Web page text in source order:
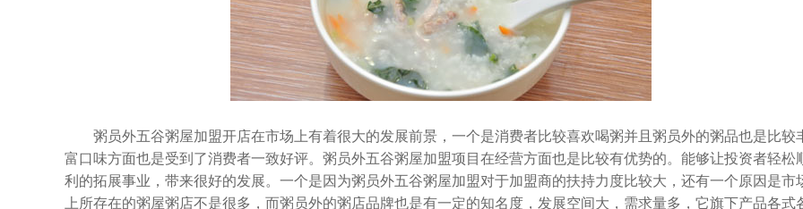
粥员外五谷粥屋加盟开店在市场上有着很大的发展前景，一个是消费者比较喜欢喝粥并且粥员外的粥品也是比较
富口味方面也是受到了消费者一致好评。粥员外五谷粥屋加盟项目在经营方面也是比较有优势的。能够让投资者轻松
利的拓展事业，带来很好的发展。一个是因为粥员外五谷粥屋加盟对于加盟商的扶持力度比较大，还有一个原因是市
上所存在的粥屋粥店不是很多，而粥员外的粥店品牌也是有一定的知名度，发展空间大，需求量多，它旗下产品各式